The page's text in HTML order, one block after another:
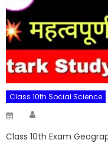
Class 10th Social Science
Posted
Class 10th Exam